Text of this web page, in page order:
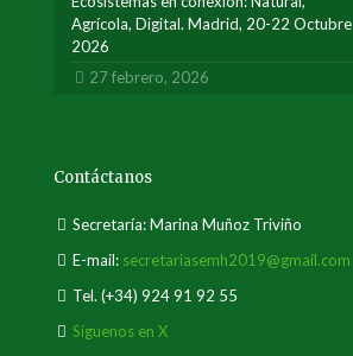
Agrícola, Digital. Madrid, 20-22 Octubre
2026
27 febrero, 2026
Contáctanos
Secretaría: Marina Muñoz Triviño
E-mail: secretariasemh2019@gmail.com
Tel. (+34) 924 91 92 55
Síguenos en X